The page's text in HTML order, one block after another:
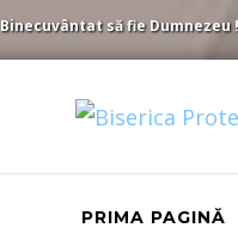
Binecuvântat să fie
PRIMA PAGINĂ